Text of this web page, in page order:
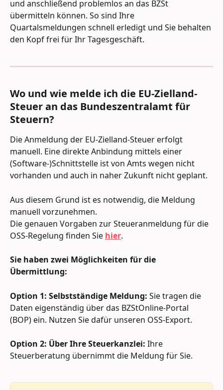
und anschließend problemlos an das BZSt
übermitteln können. So sind Ihre
Quartalsmeldungen schnell erledigt und Sie behalten
den Kopf frei für Ihr Tagesgeschäft.
Wo und wie melde ich die EU-Zielland-
Steuer an das Bundeszentralamt für
Steuern?
Die Anmeldung der EU-Zielland-Steuer erfolgt
manuell. Eine direkte Anbindung mittels einer
(Software-)Schnittstelle ist von Amts wegen nicht
vorhanden und auch in naher Zukunft nicht geplant.
Aus diesem Grund ist es notwendig, die Meldung
manuell vorzunehmen.
Die genauen Vorgaben zur Steueranmeldung für die
OSS-Regelung finden Sie hier.
Sie haben zwei Möglichkeiten für die
Übermittlung:
Option 1: Selbstständige Meldung: Sie tragen die
Daten eigenständig über das BZStOnline-Portal
(BOP) ein. Nutzen Sie dafür unseren OSS-Export.
Option 2: Über Ihre Steuerkanzlei: Ihre
Steuerberatung übernimmt die Meldung für Sie.